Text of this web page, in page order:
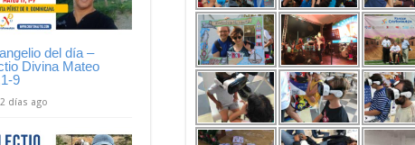
del día –
Divina Mateo
9
2 días ago